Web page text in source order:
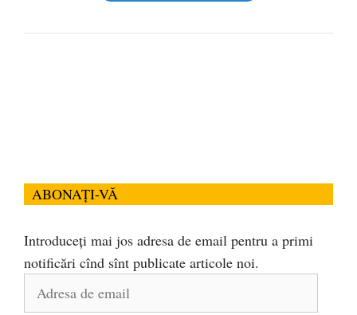
ABONAȚI-VĂ
Introduceți mai jos adresa de email pentru a primi
notificări cînd sînt publicate articole noi.